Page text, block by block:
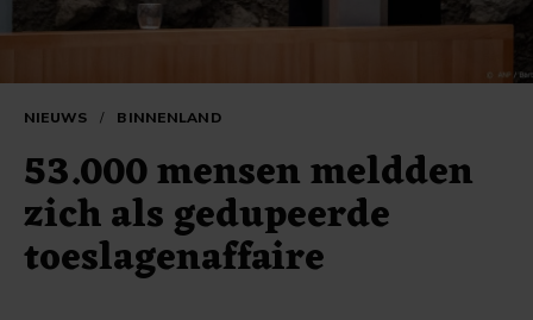
NIEUWS / BINNENLAND
53.000 mensen meldden
zich als gedupeerde
toeslagenaffaire